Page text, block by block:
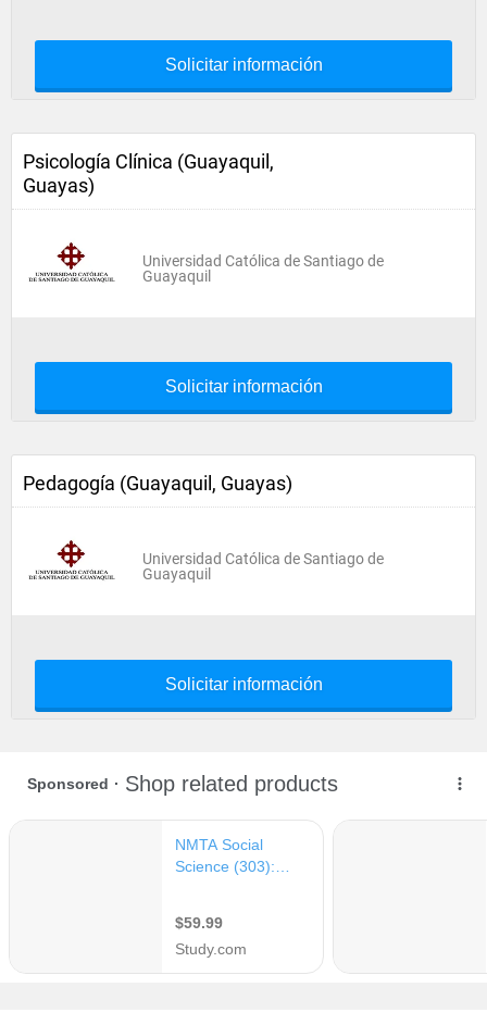
Solicitar información
Psicología Clínica (Guayaquil,
Guayas)
Universidad Católica de Santiago de
Guayaquil
Solicitar información
Pedagogía (Guayaquil, Guayas)
Universidad Católica de Santiago de
Guayaquil
Solicitar información